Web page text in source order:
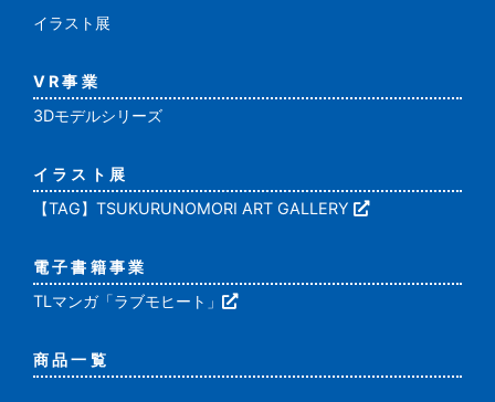
イラスト展
VR事業
3Dモデルシリーズ
イラスト展
【TAG】TSUKURUNOMORI ART GALLERY
電子書籍事業
TLマンガ「ラブモヒート」
商品一覧